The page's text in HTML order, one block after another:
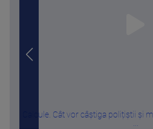
Calcule. Cât vor câștiga polițiștii și
...